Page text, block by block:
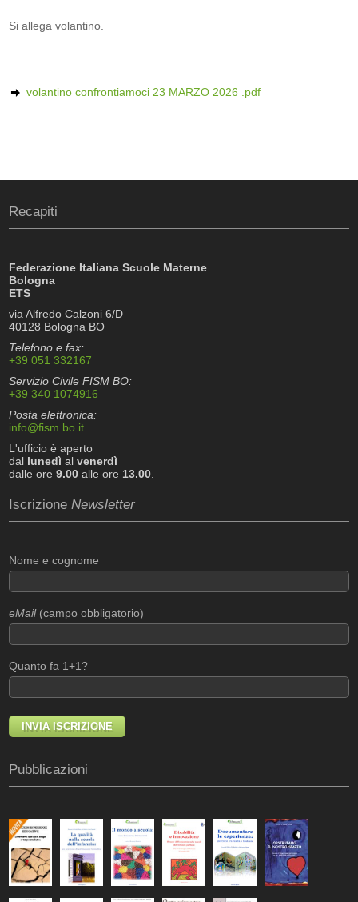
Si allega volantino.
volantino confrontiamoci 23 MARZO 2026 .pdf
Recapiti
Federazione Italiana Scuole Materne
Bologna
ETS
via Alfredo Calzoni 6/D
40128 Bologna BO
Telefono e fax:
+39 051 332167
Servizio Civile FISM BO:
+39 340 1074916
Posta elettronica:
info@fism.bo.it
L'ufficio è aperto
dal lunedì alvenerdì
dalle ore9.00 alle ore 13.00
IscrizioneNewsletter
Nome e cognome
eMail(campo obbligatorio)
Quanto fa 1+1?
Pubblicazioni